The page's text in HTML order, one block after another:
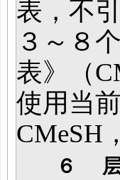
表，不
３～８
表》（
使用当
CMeSH
６